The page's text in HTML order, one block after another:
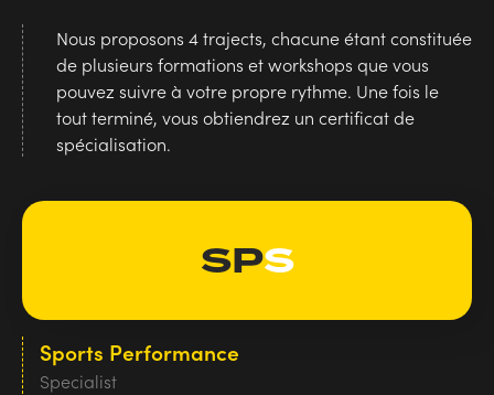
Nous proposons 4 trajects, chacune étant constituée
de plusieurs formations et workshops que vous
pouvez suivre à votre propre rythme. Une fois le
tout terminé, vous obtiendrez un certificat de
spécialisation.
SPS
Sports Performance
Specialist